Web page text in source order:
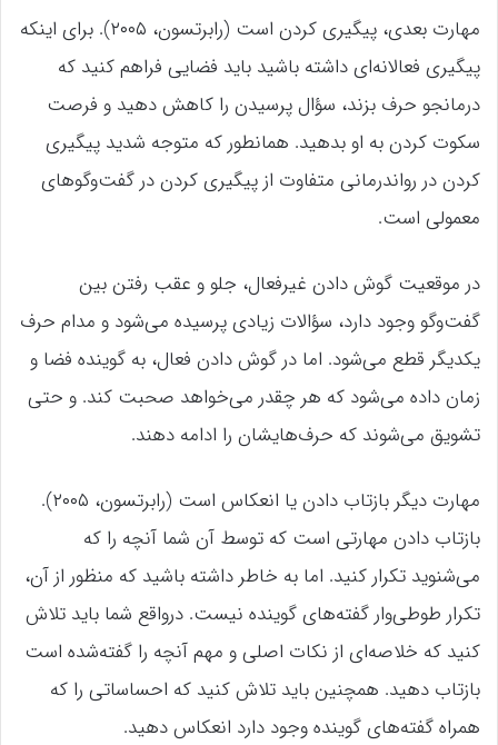
مهارت بعدی، پیگیری کردن است (رابرتسون، ۲۰۰۵). برای اینکه
پیگیری فعالانه‌ای داشته باشید باید فضایی فراهم کنید که
درمانجو حرف بزند، سؤال پرسیدن را کاهش دهید و فرصت
سکوت کردن به او بدهید. همانطور که متوجه شدید پیگیری
کردن در رواندرمانی متفاوت از پیگیری کردن در گفت‌وگوهای
معمولی است.
در موقعیت گوش دادن غیرفعال، جلو و عقب رفتن بین
گفت‌وگو وجود دارد، سؤالات زیادی پرسیده می‌شود و مدام حرف‌
یکدیگر قطع می‌شود. اما در گوش دادن فعال، به گوینده فضا و
زمان داده می‌شود که هر چقدر می‌خواهد صحبت کند. و حتی
تشویق می‌شوند که حرف‌هایشان را ادامه دهند.
مهارت دیگر بازتاب دادن یا انعکاس است (رابرتسون، ۲۰۰۵).
بازتاب دادن مهارتی است که توسط آن شما آنچه را که
می‌شنوید تکرار کنید. اما به خاطر داشته باشید که منظور از آن،
تکرار طوطی‌وار گفته‌های گوینده نیست. درواقع شما باید تلاش
کنید که خلاصه‌ای از نکات اصلی و مهم آنچه را گفته‌شده است
بازتاب دهید. همچنین باید تلاش کنید که احساساتی را که
همراه گفته‌های گوینده وجود دارد انعکاس دهید.